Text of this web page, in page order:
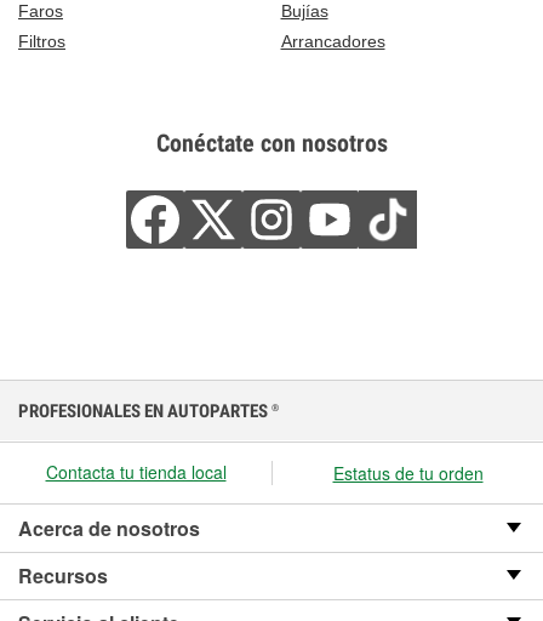
Faros
Bujías
Filtros
Arrancadores
Conéctate con nosotros
PROFESIONALES EN AUTOPARTES ®
Contacta tu tienda local Estatus de tu orden
Acerca de nosotros
Recursos